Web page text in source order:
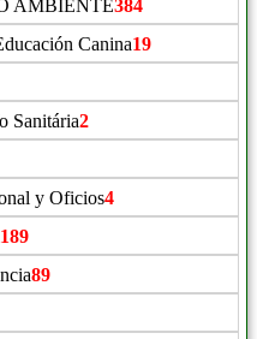
AMBIENTE384
Canina19
Sanitária2
y Oficios4
189
89